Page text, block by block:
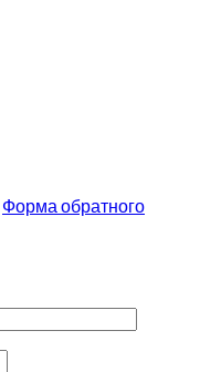
Форма обратного